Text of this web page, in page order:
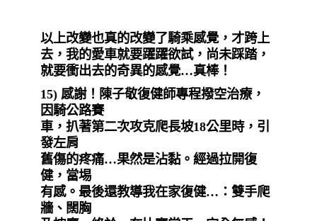
以上改變也真的改變了騎乘感覺，才跨上
去，我的愛車就要躍躍欲試，尚未踩踏，
就要衝出去的奇異的感覺…真棒！
15) 感謝！陳子敬復健師專程撥空治療，
因騎公路賽
車，扒著第二次攻克爬長坡18公里時，引
發左肩
舊傷的疼痛…果然是沾黏。經過拉開復
健，當埸
有感。最後還教導我在家復健…：雙手爬
牆、闊胸